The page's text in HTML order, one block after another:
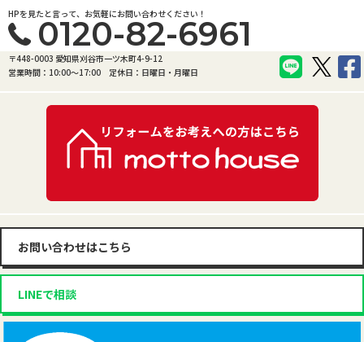
HPを見たと言って、お気軽にお問い合わせください！
0120-82-6961
〒448-0003 愛知県刈谷市一ツ木町4-9-12
営業時間：10:00〜17:00
定休日：日曜日・月曜日
お問い合わせはこちら
LINEで相談